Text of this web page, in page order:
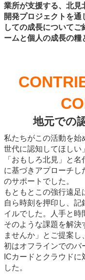
業所が支援する、北見
開発プロジェクトを通
しての成長について
ームと個人の成長の糧
地元での
私たちがこの活動を始
世代に認知してほしい
「おもしろ北見」と
に基づきアプローチし
のサポートでした。
もともとこの強行遠
自ら時刻を押印し、記
イルでした。人手と時
そのような課題を解決
ませんか」とご提案
初はオフラインでのバ
ICカードとクラウド
した。